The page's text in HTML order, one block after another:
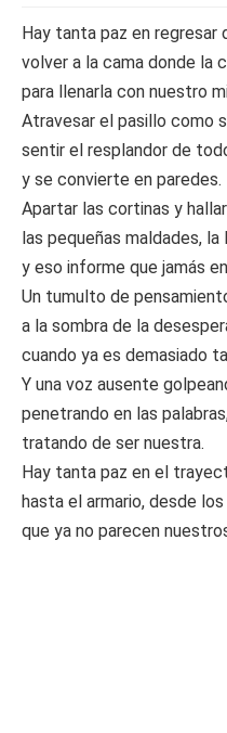
Hay tanta paz en regresar
volver a la cama donde la
para llenarla con nuestro
Atravesar el pasillo como
sentir el resplandor de
y se convierte en paredes.
Apartar las cortinas y
las pequeñas maldades, la
y eso informe que jamás
Un tumulto de
a la sombra de la
cuando ya es demasiado
Y una voz ausente
penetrando en las
tratando de ser nuestra.
Hay tanta paz en el
hasta el armario, desde
que ya no parecen